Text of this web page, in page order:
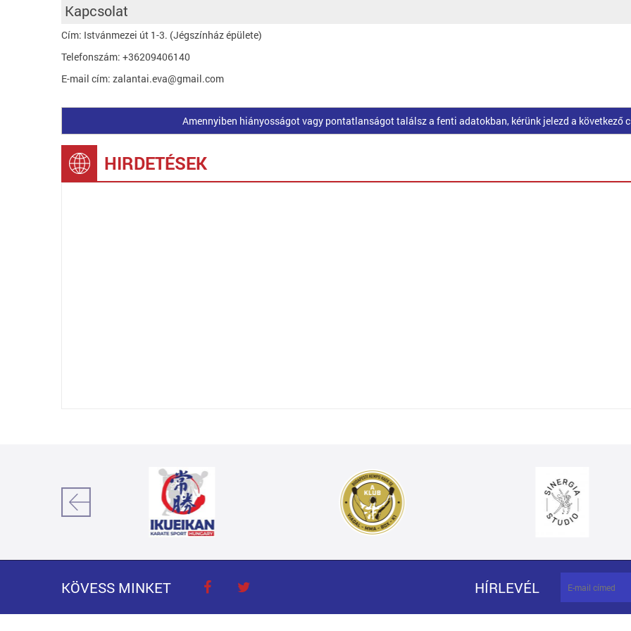
Kapcsolat
Cím: Istvánmezei út 1-3. (Jégszínház épülete)
Telefonszám: +36209406140
E-mail cím: zalantai.eva@gmail.com
Amennyiben hiányosságot vagy pontatlanságot találsz a fenti adatokban, kérünk jelezd a következő
HIRDETÉSEK
KÖVESS MINKET HÍRLEVÉL